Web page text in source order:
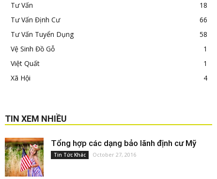
Tư Vấn
18
Tư Vấn Định Cư
66
Tư Vấn Tuyển Dụng
58
Vệ Sinh Đồ Gỗ
1
Việt Quất
1
Xã Hội
4
TIN XEM NHIỀU
Tổng hợp các dạng bảo lãnh định cư Mỹ
Tin Tức Khác October 27, 2016